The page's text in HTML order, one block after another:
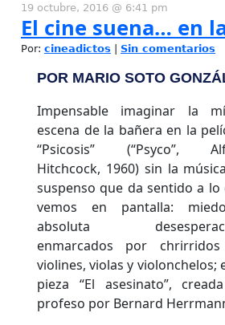
19 octubre, 2016 @ 6:41 pm
El cine suena… en
Por: cineadictos Sin comentarios
POR MARIO SOTO
Impensable imaginar la
escena de la bañera en la
“Psicosis” (“Psyco”,
Hitchcock, 1960) sin la
suspenso que da sentido a lo
vemos en pantalla:
absoluta
enmarcados por
violines, violas y violonchelos;
pieza “El asesinato”,
profeso por Bernard